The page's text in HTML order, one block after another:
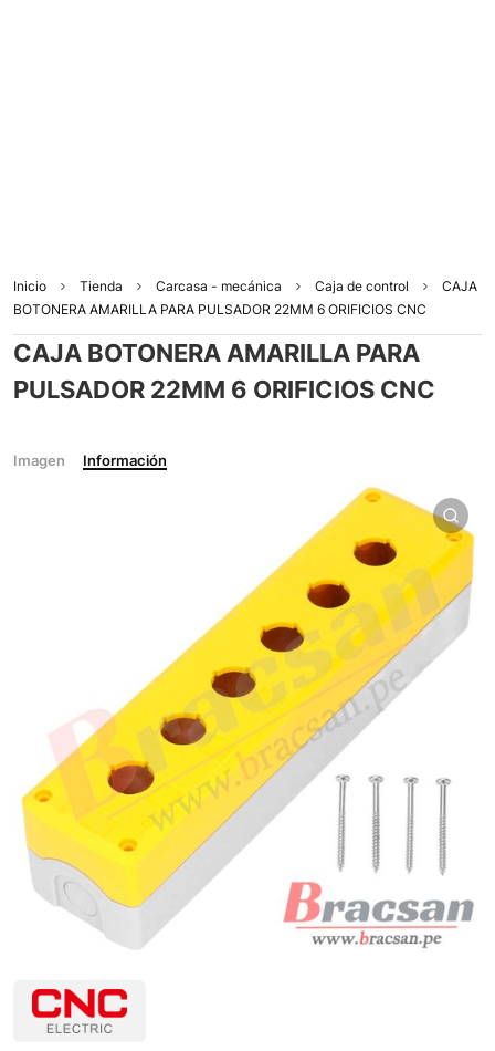
Inicio Tienda Carcasa - mecánica Caja de control
CAJA
BOTONERA AMARILLA PARA PULSADOR 22MM 6 ORIFICIOS CNC
CAJA BOTONERA AMARILLA PARA
PULSADOR 22MM 6 ORIFICIOS CNC
Imagen Información